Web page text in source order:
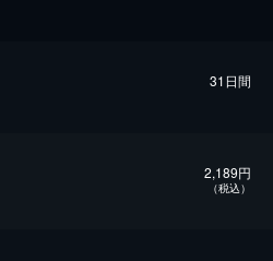
31日間
2,189円
（税込）